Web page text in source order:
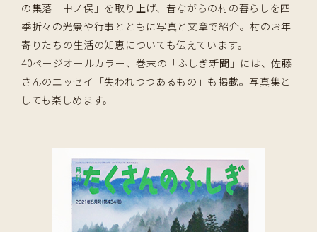
の集落「中ノ俣」を取り上げ、昔ながらの村の暮らしを四
季折々の光景や行事とともに写真と文章で紹介。村のお年
寄りたちの生活の知恵についても伝えています。
40ページオールカラー、巻末の「ふしぎ新聞」には、佐藤
さんのエッセイ「失われつつあるもの」も掲載。写真集と
しても楽しめます。